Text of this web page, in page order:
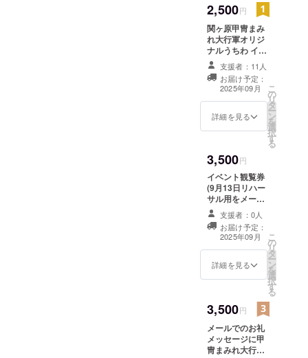
2,500円
関ヶ原甲冑まみ
れ大行軍オリジ
ナルうちわ イベ
ント限定デザイ
ンが施されたう
ちわでデザイン
は当日までのお
楽しみ。 うちわ
サイズ 横243
ポリプロピレン
支援者：11人
お届け予定：
2025年09月
詳細を見る
こ
の
リ
タ
ー
ン
を
選
択
す
る
3,500円
イベント観覧券
(9月13日リハー
サル用をメール
にて送付) イベン
トリハーサル笹
尾山での観覧を
一般の方が入れ
ない場所での観
覧にご招待いた
の場合一般の方
が入れない屋内
会場へのご入場
ができ観覧がで
きます。 (雨天、
支援者：0人
お届け予定：
2025年09月
詳細を見る
こ
の
リ
タ
ー
ン
を
選
択
す
る
3,500円
メールでのお礼
メッセージに甲
冑まみれ大行軍